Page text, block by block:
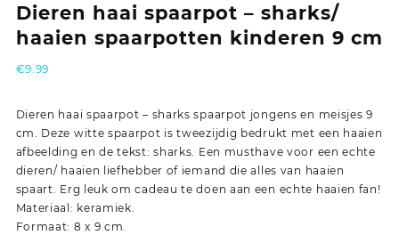
Dieren haai spaarpot – sharks/
haaien spaarpotten kinderen 9 cm
€9.99
Dieren haai spaarpot – sharks spaarpot jongens en meisjes 9
cm. Deze witte spaarpot is tweezijdig bedrukt met een haaien
afbeelding en de tekst: sharks. Een musthave voor een echte
dieren/ haaien liefhebber of iemand die alles van haaien
spaart. Erg leuk om cadeau te doen aan een echte haaien fan!
Materiaal: keramiek.
Formaat: 8 x 9 cm.